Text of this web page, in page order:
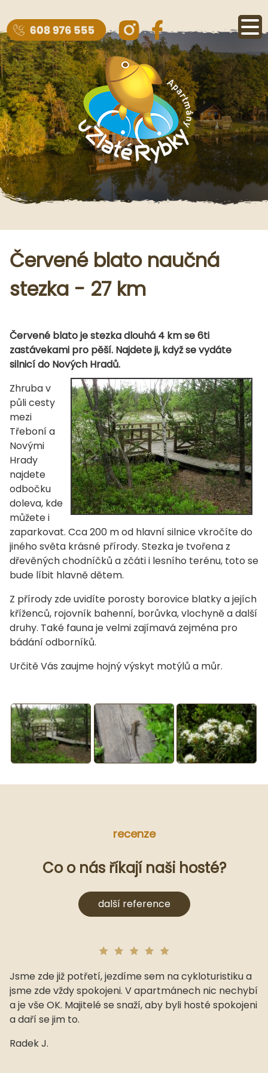
Červené blato naučná
stezka - 27 km
Červené blato je stezka dlouhá 4 km se 6ti
zastávekami pro pěší. Najdete ji, když se vydáte
silnicí do Nových Hradů.
Zhruba v
půli cesty
mezi
Třeboní a
Novými
Hrady
najdete
odbočku
doleva, kde
můžete i
zaparkovat. Cca 200 m od hlavní silnice vkročíte do
jiného světa krásné přírody. Stezka je tvořena z
dřevěných chodníčků a zčáti i lesního terénu, toto se
bude líbit hlavně dětem.
Z přírody zde uvidíte porosty borovice blatky a jejích
kříženců, rojovník bahenní, borůvka, vlochyně a další
druhy. Také fauna je velmi zajímavá zejména pro
bádání odborníků.
Určitě Vás zaujme hojný výskyt motýlů a můr.
recenze
Co o nás říkají naši hosté?
další reference
Jsme zde již potřetí, jezdíme sem na cykloturistiku a
jsme zde vždy spokojeni. V apartmánech nic nechybí
a je vše OK. Majitelé se snaží, aby byli hosté spokojeni
a daří se jim to.
Radek J.